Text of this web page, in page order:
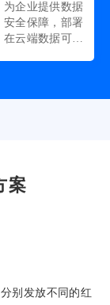
为企业提供数据
安全保障，部署
在云端数据可避
问题。
案
别发放不同的红